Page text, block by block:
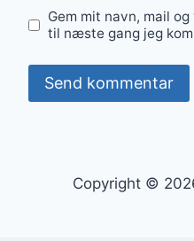
Gem mit navn, mail
til næste gang jeg
Copyright ©